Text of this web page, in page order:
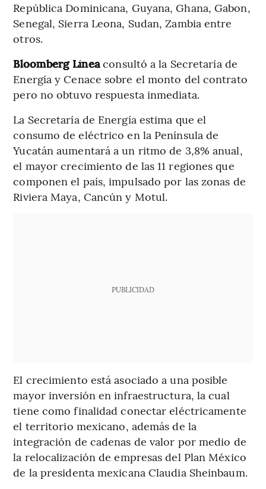
República Dominicana, Guyana, Ghana, Gabon,
Senegal, Sierra Leona, Sudan, Zambia entre
otros.
Bloomberg Líneaconsultó a la Secretaría de
Energía y Cenace sobre el monto del contrato
pero no obtuvo respuesta inmediata.
La Secretaría de Energía estima que el
consumo de eléctrico en la Península de
Yucatán aumentará a un ritmo de 3,8% anual,
el mayor crecimiento de las 11 regiones que
componen el país, impulsado por las zonas de
Riviera Maya, Cancún y Motul.
PUBLICIDAD
El crecimiento está asociado a una posible
mayor inversión en infraestructura, la cual
tiene como finalidad conectar eléctricamente
el territorio mexicano, además de la
integración de cadenas de valor por medio de
la relocalización de empresas del Plan México
de la presidenta mexicana Claudia Sheinbaum.